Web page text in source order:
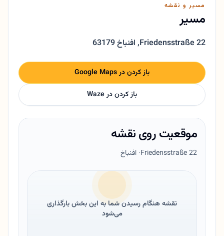
مسیر و نقشه
مسیر
Friedensstraße 22
, 63179 افنباخ
باز کردن در Google Maps
باز کردن در Waze
موقعیت روی نقشه
Friedensstraße 22· افنباخ
نقشه هنگام رسیدن شما به این بخش بارگذاری
می‌شود